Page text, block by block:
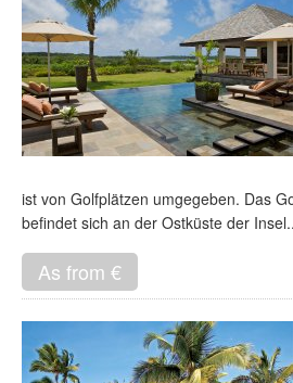
ist von Golfplätzen umgegeben. Das
befindet sich an der Ostküste der
As from €